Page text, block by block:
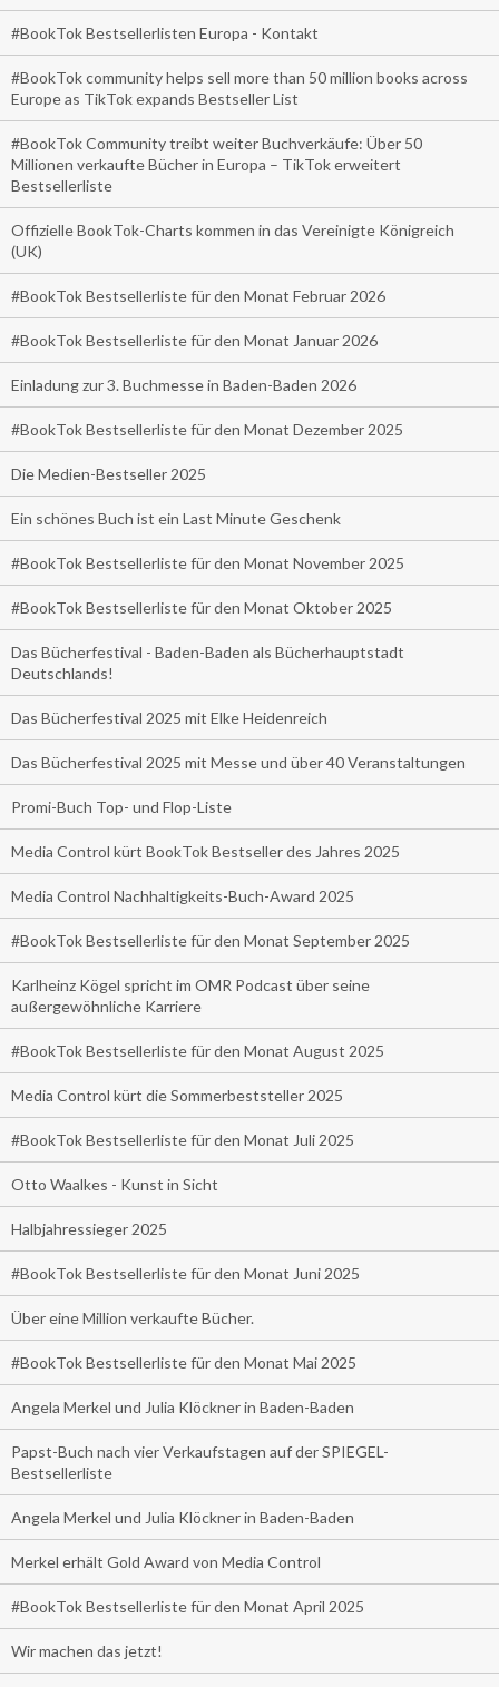
#BookTok Bestsellerlisten Europa - Kontakt
#BookTok community helps sell more than 50 million books across
Europe as TikTok expands Bestseller List
#BookTok Community treibt weiter Buchverkäufe: Über 50
Millionen verkaufte Bücher in Europa – TikTok erweitert
Bestsellerliste
Offizielle BookTok-Charts kommen in das Vereinigte Königreich
(UK)
#BookTok Bestsellerliste für den Monat Februar 2026
#BookTok Bestsellerliste für den Monat Januar 2026
Einladung zur 3. Buchmesse in Baden-Baden 2026
#BookTok Bestsellerliste für den Monat Dezember 2025
Die Medien-Bestseller 2025
Ein schönes Buch ist ein Last Minute Geschenk
#BookTok Bestsellerliste für den Monat November 2025
#BookTok Bestsellerliste für den Monat Oktober 2025
Das Bücherfestival - Baden-Baden als Bücherhauptstadt
Deutschlands!
Das Bücherfestival 2025 mit Elke Heidenreich
Das Bücherfestival 2025 mit Messe und über 40 Veranstaltungen
Promi-Buch Top- und Flop-Liste
Media Control kürt BookTok Bestseller des Jahres 2025
Media Control Nachhaltigkeits-Buch-Award 2025
#BookTok Bestsellerliste für den Monat September 2025
Karlheinz Kögel spricht im OMR Podcast über seine
außergewöhnliche Karriere
#BookTok Bestsellerliste für den Monat August 2025
Media Control kürt die Sommerbeststeller 2025
#BookTok Bestsellerliste für den Monat Juli 2025
Otto Waalkes - Kunst in Sicht
Halbjahressieger 2025
#BookTok Bestsellerliste für den Monat Juni 2025
Über eine Million verkaufte Bücher.
#BookTok Bestsellerliste für den Monat Mai 2025
Angela Merkel und Julia Klöckner in Baden-Baden
Papst-Buch nach vier Verkaufstagen auf der SPIEGEL-
Bestsellerliste
Angela Merkel und Julia Klöckner in Baden-Baden
Merkel erhält Gold Award von Media Control
#BookTok Bestsellerliste für den Monat April 2025
Wir machen das jetzt!